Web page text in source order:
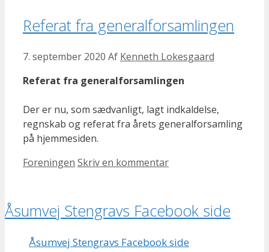
Referat fra generalforsamlingen
7. september 2020 Af Kenneth Lokesgaard
Referat fra generalforsamlingen
Der er nu, som sædvanligt, lagt indkaldelse,
regnskab og referat fra årets generalforsamling
på hjemmesiden.
Kategorier
Foreningen Skriv en kommentar
Åsumvej Stengravs Facebook side
Åsumvej Stengravs Facebook side